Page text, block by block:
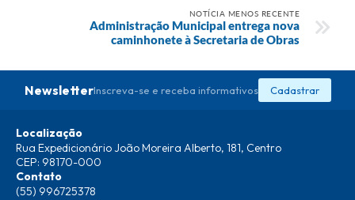
NOTÍCIA MENOS RECENTE
Administração Municipal entrega nova
caminhonete à Secretaria de Obras
NewsletterInscreva-se e receba informativos Cadastrar
Localização
Rua Expedicionário João Moreira Alberto, 181, Centro
CEP: 98170-000
Contato
(55) 996725378